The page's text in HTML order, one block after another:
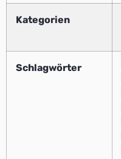
Kategorien
Schlagwörter